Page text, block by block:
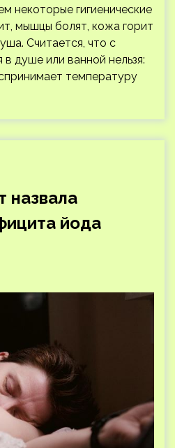
некоторые гигиенические
мышцы болят, кожа горит
Считается, что с
душе или ванной нельзя:
температуру
назвала
йода